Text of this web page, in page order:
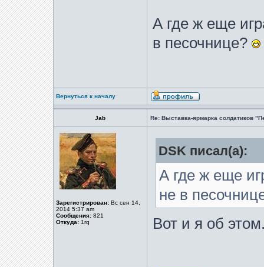
А где ж еще
в песочнице?
Вернуться к началу
Jab Re: Выставка-ярмарка солдатиков
Зарегистрирован: Вс сен 14,
2014 5:37 am
Сообщения: 821
Откуда: 1rq
DSK писал(а):
А где ж еще
не в
Вот и я об